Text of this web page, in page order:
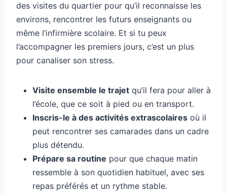
des visites du quartier pour qu’il reconnaisse les
environs, rencontrer les futurs enseignants ou
même l’infirmière scolaire. Et si tu peux
l’accompagner les premiers jours, c’est un plus
pour canaliser son stress.
Visite ensemble le trajet qu’il fera pour aller à
l’école, que ce soit à pied ou en transport.
Inscris-le à des activités extrascolaires où il
peut rencontrer ses camarades dans un cadre
plus détendu.
Prépare sa routine pour que chaque matin
ressemble à son quotidien habituel, avec ses
repas préférés et un rythme stable.